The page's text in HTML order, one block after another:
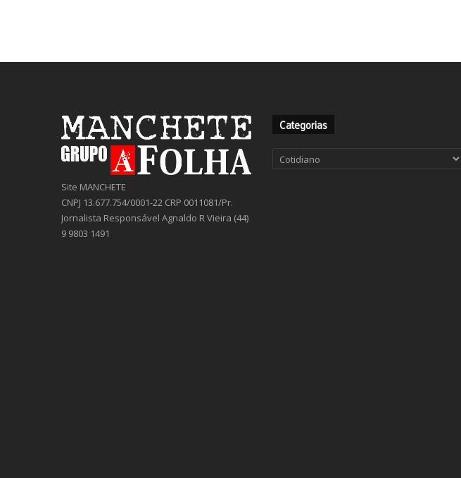
Site MANCHETE
CNPJ 13.677.754/0001-22 CRP 0011081/Pr.
Jornalista Responsável Agnaldo R Vieira (44)
9 9803 1491
Categorias
Categorias